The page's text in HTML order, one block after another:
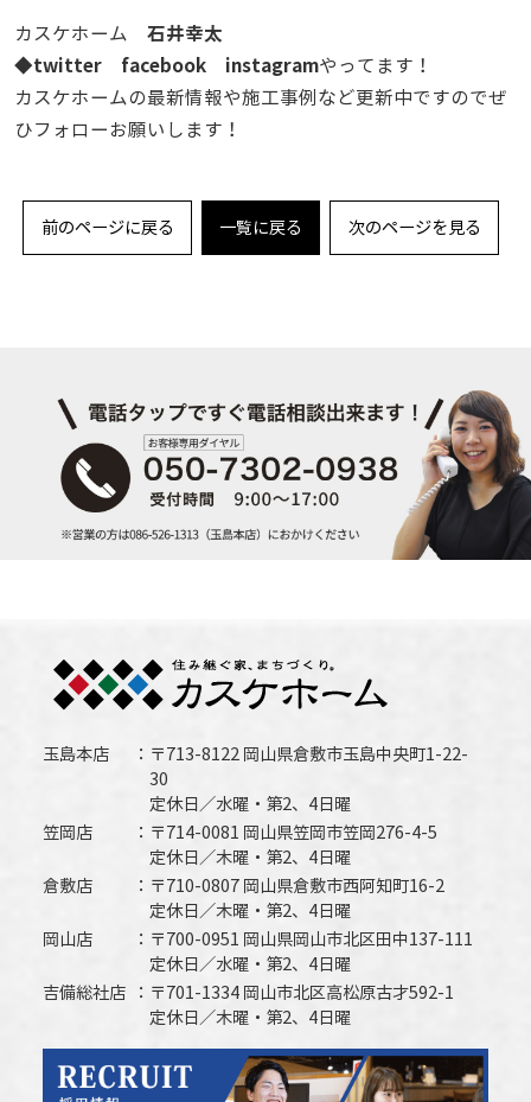
カスケホーム 石井幸太
◆twitter facebook instagramやってます！
カスケホームの最新情報や施工事例など更新中ですのでぜ
ひフォローお願いします！
前のページに戻る 一覧に戻る 次のページを見る
玉島本店
〒713-8122 岡山県倉敷市玉島中央町1-22-
30
定休日／水曜・第2、4日曜
笠岡店
〒714-0081 岡山県笠岡市笠岡276-4-5
定休日／木曜・第2、4日曜
倉敷店
〒710-0807 岡山県倉敷市西阿知町16-2
定休日／木曜・第2、4日曜
岡山店
〒700-0951 岡山県岡山市北区田中137-111
定休日／水曜・第2、4日曜
吉備総社店
〒701-1334 岡山市北区高松原古才592-1
定休日／木曜・第2、4日曜